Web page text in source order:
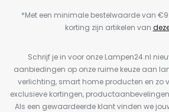
*Met een minimale bestelwaarde van
korting zijn artikelen van
Schrijf je in voor onze Lampen24.nl
aanbiedingen op onze ruime keuze aan
verlichting, smart home producten en zo
exclusieve kortingen,
Als een gewaardeerde klant vinden we